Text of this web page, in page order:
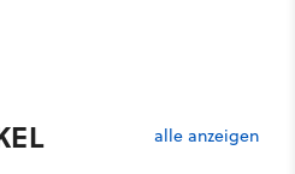
alle anzeigen